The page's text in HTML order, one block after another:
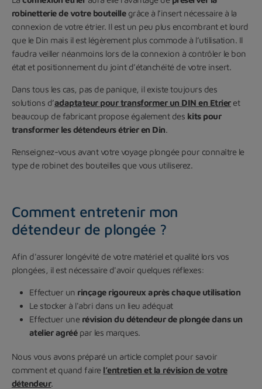
robinetterie de votre bouteillegrâce à l’insert nécessaire à la
connexion de votre étrier. Il est un peu plus encombrant et lourd
que le Din mais il est légèrement plus commode à l’utilisation. Il
faudra veiller néanmoins lors de la connexion à contrôler le bon
état et positionnement du joint d’étanchéité de votre insert.
Dans tous les cas, pas de panique, il existe toujours des
solutions d’adaptateur pour transformer un DIN en Etrieret
beaucoup de fabricant propose également des kits pour
transformer les détendeurs étrier en Din.
Renseignez-vous avant votre voyage plongée pour connaître le
type de robinet des bouteilles que vous utiliserez.
Comment entretenir mon
détendeur de plongée ?
Afin d'assurer longévité de votre matériel et qualité lors vos
plongées, il est nécessaire d'avoir quelques réflexes:
Effectuer un rinçage rigoureux après chaque utilisation
Le stocker à l'abri dans un lieu adéquat
Effectuer unerévision du détendeur de plongée dans un
atelier agréépar les marques.
Nous vous avons préparé un article complet pour savoir
comment et quand faire l’entretien et la révision de votre
détendeur.